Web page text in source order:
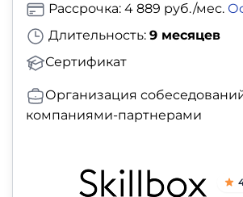
Длительность: 9 месяцев
Сертификат
Рассрочка: 4 889 руб./мес.
Организация
компаниями-партнерами
профориентацию